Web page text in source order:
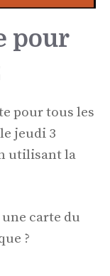
pour
pour tous les
jeudi 3
utilisant la
carte du
?